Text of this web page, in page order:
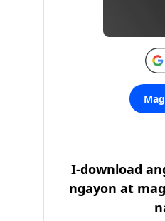
I-download
ngayon at